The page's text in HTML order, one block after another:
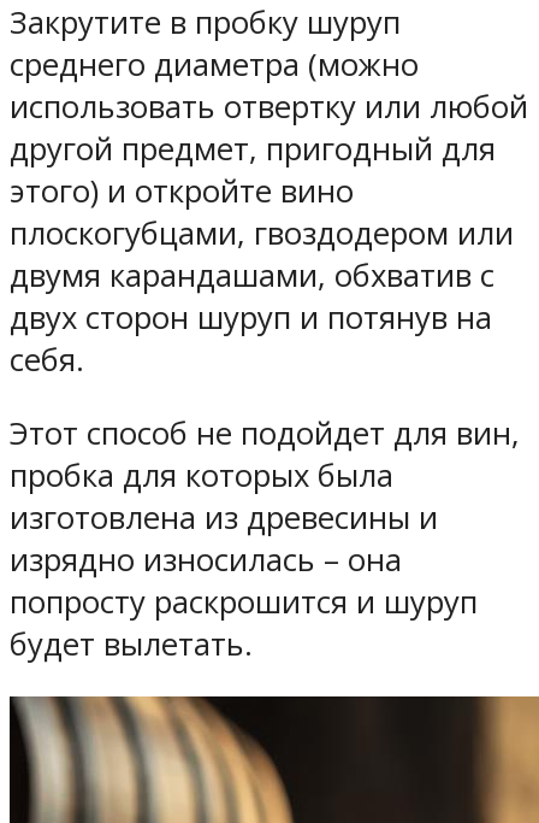
Закрутите в пробку шуруп
среднего диаметра (можно
использовать отвертку или любой
другой предмет, пригодный для
этого) и откройте вино
плоскогубцами, гвоздодером или
двумя карандашами, обхватив с
двух сторон шуруп и потянув на
себя.
Этот способ не подойдет для вин,
пробка для которых была
изготовлена из древесины и
изрядно износилась – она
попросту раскрошится и шуруп
будет вылетать.